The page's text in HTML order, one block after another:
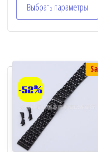
d
0
o
u
5
Выбрать параметры
-52%